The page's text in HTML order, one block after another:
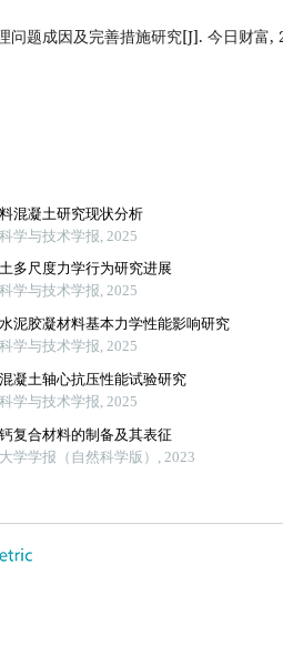
问题成因及完善措施研究[J]. 今日财富,
混凝土研究现状分析
学与技术学报, 2025
多尺度力学行为研究进展
学与技术学报, 2025
泥胶凝材料基本力学性能影响研究
学与技术学报, 2025
凝土轴心抗压性能试验研究
学与技术学报, 2025
复合材料的制备及其表征
学学报（自然科学版）, 2023